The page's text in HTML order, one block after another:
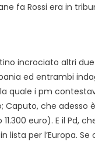
fa Rossi era in
incrociato altri
ed entrambi
quale i pm
che adesso
euro). E il Pd,
lista per l’Europa.